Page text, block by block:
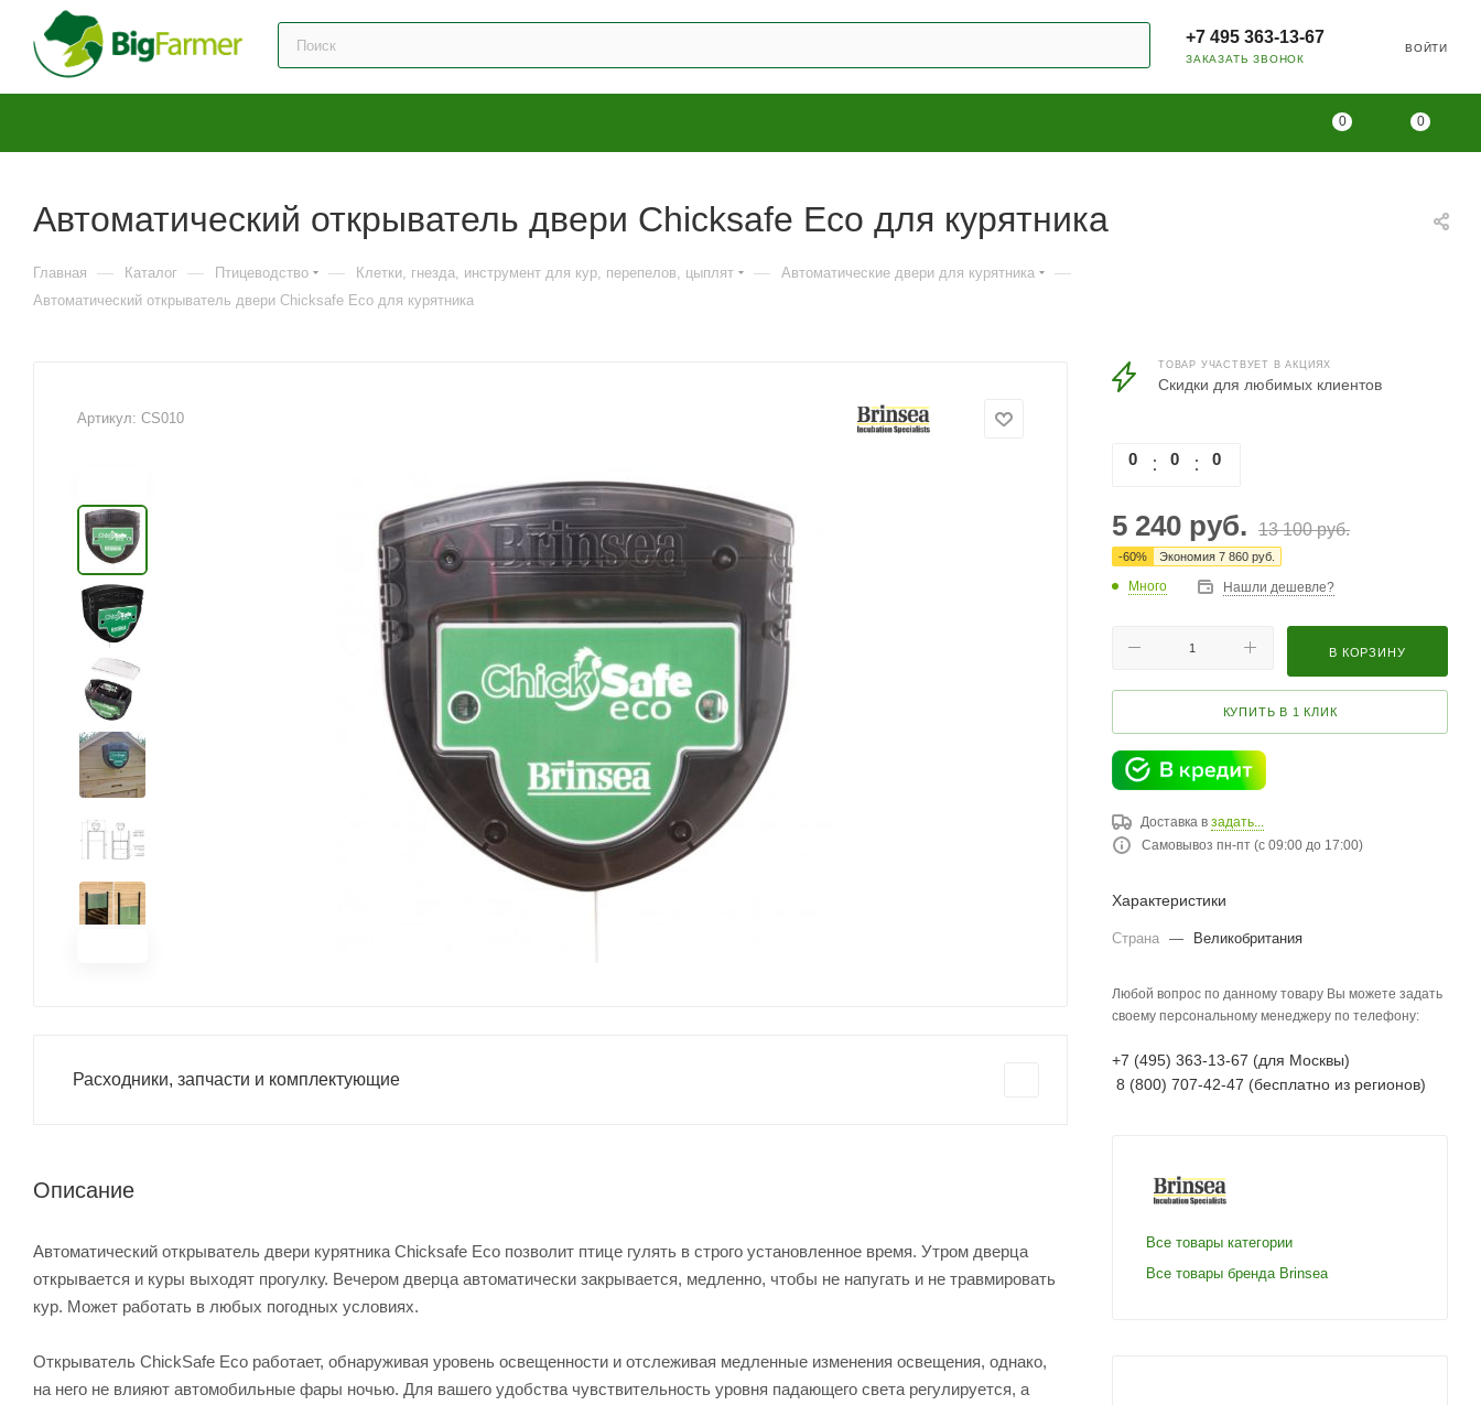
+7 495 363-13-67
ЗАКАЗАТЬ ЗВОНОК
ВОЙТИ
0 0
Автоматический открыватель двери Chicksafe Eco для курятника
Главная — Каталог — Птицеводство — Клетки, гнезда, инструмент для кур, перепелов, цыплят — Автоматические двери для курятника —
Автоматический открыватель двери Chicksafe Eco для курятника
Артикул: CS010
Расходники, запчасти и комплектующие
Описание
Автоматический открыватель двери курятника Chicksafe Eco позволит птице гулять в строго установленное время. Утром дверца
открывается и куры выходят прогулку. Вечером дверца автоматически закрывается, медленно, чтобы не напугать и не травмировать
кур. Может работать в любых погодных условиях.
Открыватель ChickSafe Eco работает, обнаруживая уровень освещенности и отслеживая медленные изменения освещения, однако,
на него не влияют автомобильные фары ночью. Для вашего удобства чувствительность уровня падающего света регулируется, а
ТОВАР УЧАСТВУЕТ В АКЦИЯХ
Скидки для любимых клиентов
0 0 0
5 240 руб. 13 100руб.
-60% Экономия 7 860 руб.
Много Нашли дешевле?
В КОРЗИНУ
КУПИТЬ В 1 КЛИК
Доставка в задать...
Самовывоз пн-пт (с 09:00 до 17:00)
Характеристики
Страна — Великобритания
Любой вопрос по данному товару Вы можете задать
своему персональному менеджеру по телефону:
+7 (495) 363-13-67 (для Москвы)
8 (800) 707-42-47 (бесплатно из регионов)
Все товары категории
Все товары бренда Brinsea